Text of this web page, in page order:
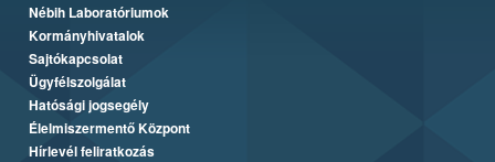
Nébih Laboratóriumok
Kormányhivatalok
Sajtókapcsolat
Ügyfélszolgálat
Hatósági jogsegély
Élelmiszermentő Központ
Hírlevél feliratkozás